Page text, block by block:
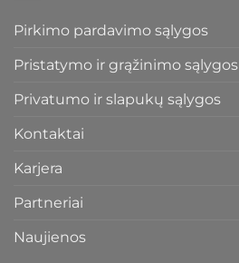
Pirkimo pardavimo sąlygos
Pristatymo ir grąžinimo sąlygos
Privatumo ir slapukų sąlygos
Kontaktai
Karjera
Partneriai
Naujienos